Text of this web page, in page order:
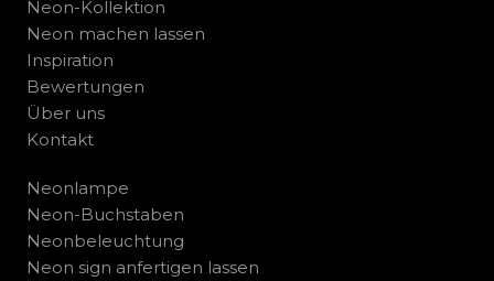
Neon-Kollektion
Neon machen lassen
Inspiration
Bewertungen
Über uns
Kontakt
Neonlampe
Neon-Buchstaben
Neonbeleuchtung
Neon sign anfertigen lassen